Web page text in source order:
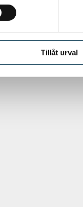
Tillåt urval
mer komplett lösning.